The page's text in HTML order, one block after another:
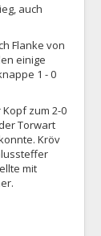
auch
Flanke von
einige
1 - 0
zum 2-0
Torwart
Kröv
mit